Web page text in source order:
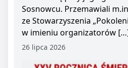
Sosnowcu. Przemawiali
ze Stowarzyszenia
w imieniu organizatorów
26 lipca 2026